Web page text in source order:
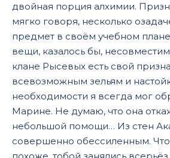
двойная порция алхимии.
мягко говоря, несколько
предмет в своём учебном
вещи, казалось бы,
клане Рысевых есть свой
всевозможным зельям и
необходимости я всегда мог
Марине. Не думаю, что она
небольшой помощи… Из стен
совершенно обессиленным.